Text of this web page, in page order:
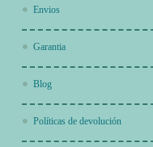
Envios
Garantia
Blog
Políticas de devolución